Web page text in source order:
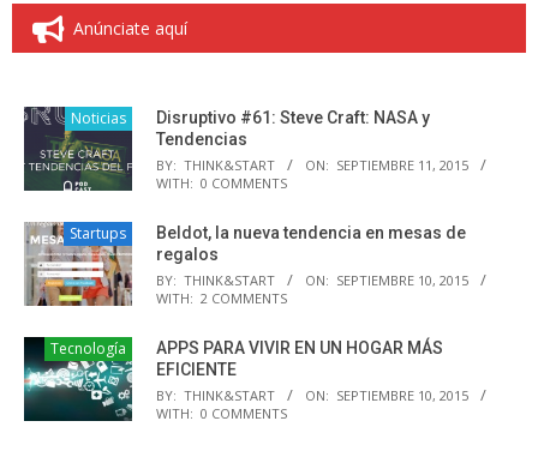
Anúnciate aquí
Noticias
Disruptivo #61: Steve Craft: NASA y
Tendencias
BY: THINK&START ON: SEPTIEMBRE 11, 2015
WITH: 0 COMMENTS
Startups
Beldot, la nueva tendencia en mesas de
regalos
BY: THINK&START ON: SEPTIEMBRE 10, 2015
WITH: 2 COMMENTS
Tecnología
APPS PARA VIVIR EN UN HOGAR MÁS
EFICIENTE
BY: THINK&START ON: SEPTIEMBRE 10, 2015
WITH: 0 COMMENTS